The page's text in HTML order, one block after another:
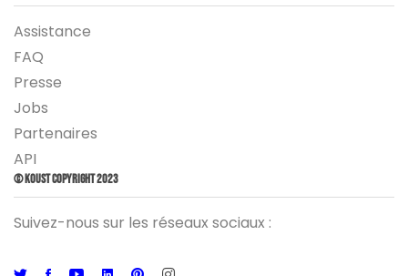
Assistance
FAQ
Presse
Jobs
Partenaires
API
© Koust Copyright 2023
Suivez-nous sur les réseaux sociaux :